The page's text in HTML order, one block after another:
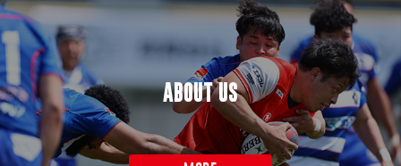
ABOUT US